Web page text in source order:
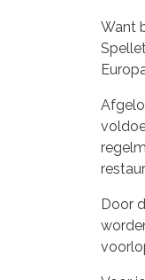
Want
Door